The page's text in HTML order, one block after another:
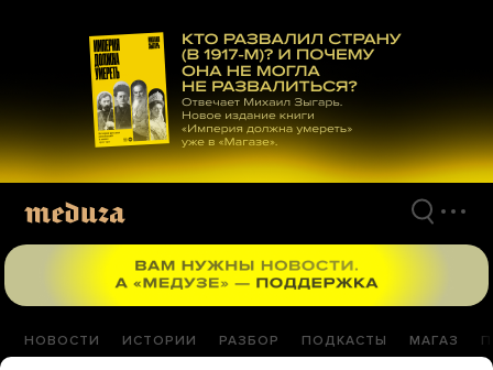
материалам
НОВОСТИ ИСТОРИИ РАЗБОР ПОДКАСТЫ МАГАЗ